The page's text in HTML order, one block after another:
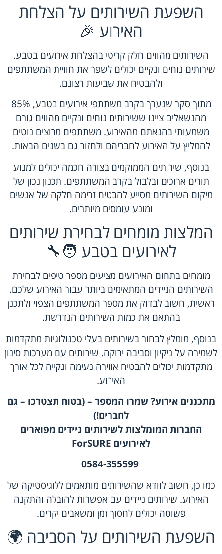
השפעת השירותים על הצלחת
האירוע 🎉
השירותים מהווים חלק קריטי בהצלחת אירועים בטבע.
שירותים נוחים ונקיים יכולים לשפר את חוויית המשתתפים
ולהבטיח את שביעות רצונם.
מתוך סקר שנערך בקרב משתתפי אירועים בטבע, 85%
מהנשאלים ציינו ששירותים נוחים ונקיים מהווים גורם
משמעותי בהנאתם מהאירוע. משתתפים מרוצים נוטים
להמליץ על האירוע לחבריהם ולחזור גם בשנים הבאות.
בנוסף, שירותים הממוקמים בצורה חכמה יכולים למנוע
תורים ארוכים ובלבול בקרב המשתתפים. תכנון נכון של
מיקום השירותים מסייע להבטיח זרימה חלקה של אנשים
ומונע עומסים מיותרים.
המלצות מומחים לבחירת שירותים
לאירועים בטבע 🧑‍🔧
מומחים בתחום האירועים מציעים מספר טיפים לבחירת
השירותים הניידים המתאימים ביותר עבור האירוע שלכם.
ראשית, חשוב לבדוק את מספר המשתתפים הצפוי ולתכנן
בהתאם את כמות השירותים הנדרשת.
בנוסף, מומלץ לבחור בשירותים בעלי טכנולוגיות מתקדמות
לשמירה על ניקיון וסביבה ירוקה. שירותים עם מערכות סינון
מתקדמות יכולים להבטיח אווירה נעימה ונקייה לכל אורך
האירוע.
מתכננים אירוע? שמרו המספר – (בטוח תצטרכו – גם
לחברים!)
החברות המומלצות לשירותים ניידים מפוארים
לאירועים
0584-355599
כמו כן, חשוב לוודא שהשירותים מותאמים ללוגיסטיקה של
האירוע. שירותים ניידים עם אפשרות להובלה והתקנה
פשוטה יכולים לחסוך זמן ומשאבים יקרים.
השפעת השירותים על הסביבה 🌍